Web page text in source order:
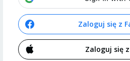
Zaloguj się z
Zaloguj się